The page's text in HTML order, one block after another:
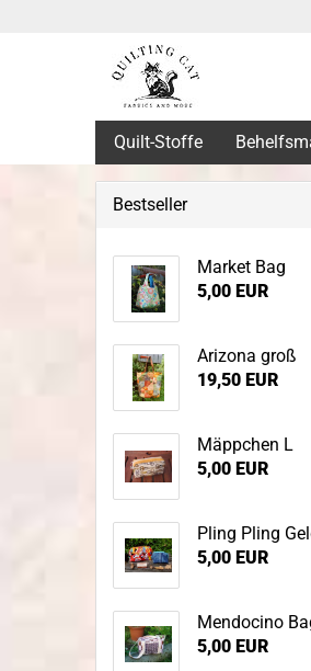
Quilt-Stoffe
Bestseller
Market Bag
5,00 EUR
Arizona groß
19,50 EUR
Mäppchen L
5,00 EUR
Pling Pling
5,00 EUR
Mendocino
5,00 EUR